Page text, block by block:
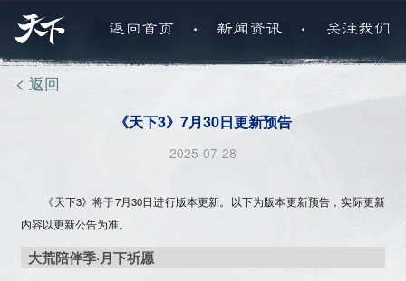
返回首页 . 新闻资讯 . 关注我们
< 返回
《天下3》7月30日更新预告
2025-07-28
《天下3》将于7月30日进行版本更新。以下为版本更新预告，实际更新
内容以更新公告为准。
大荒陪伴季·月下祈愿